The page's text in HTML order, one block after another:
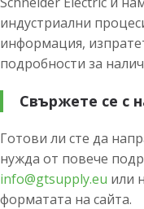
индустриални
информация,
подробности за
Свържете се с
Готови ли сте да
нужда от повече
info@gtsupply.eu или
форматата на сайта.